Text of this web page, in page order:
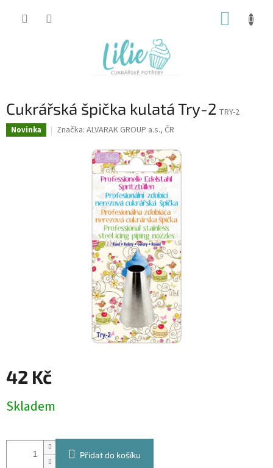
Cukrářská špička kulatá Try-2 TRY-2
Novinka Značka: ALVARAK GROUP a.s., ČR
42 Kč
cena:
Skladem
Přidat do košíku